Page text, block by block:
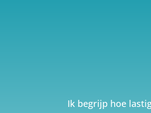
Ik begrijp hoe